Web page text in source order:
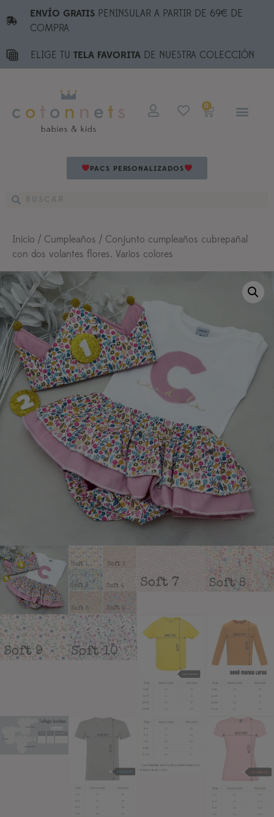
ENVÍO GRATISPENINSULAR A PARTIR DE 69€ DE
COMPRA
ELIGE TU TELA FAVORITA DE NUESTRA COLECCIÓN
0
PACS PERSONALIZADOS
Inicio / Cumpleaños / Conjunto cumpleaños cubrepañal
con dos volantes flores. Varios colores
Añadir a lista de deseos